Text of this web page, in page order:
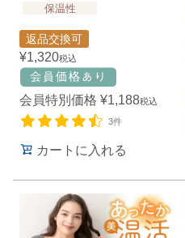
保温性
返品交換可
¥1,320税込
会員特別価格 ¥1,188税込
3件
カートに入れる